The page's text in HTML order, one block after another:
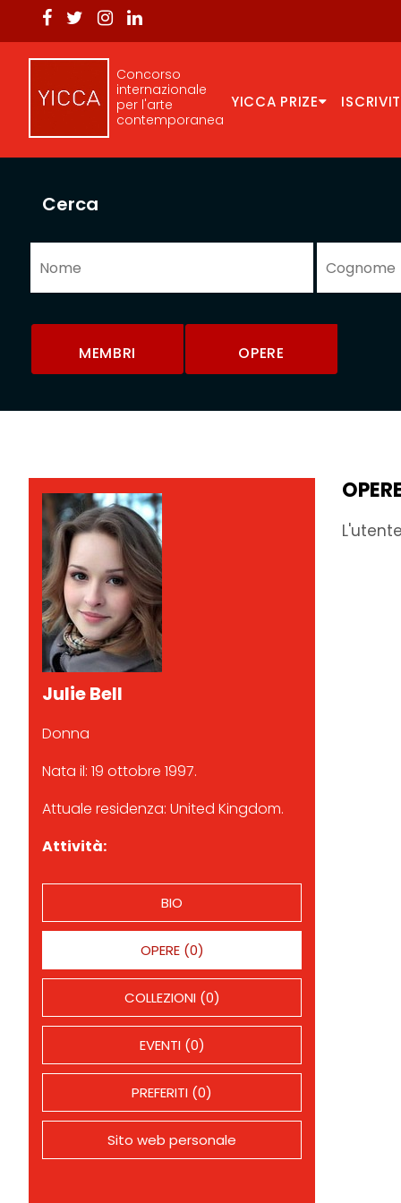
Concorso
internazionale
per l'arte
contemporanea
YICCA PRIZE
Cerca
MEMBRI OPERE
Julie Bell
Donna
Nata il: 19 ottobre 1997.
Attuale residenza: United Kingdom.
Attività:
BIO
OPERE (0)
COLLEZIONI (0)
EVENTI (0)
PREFERITI (0)
Sito web personale